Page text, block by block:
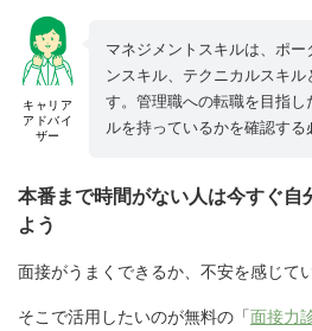
キャリア
アドバイ
ザー
マネジメントスキルは、ポ
ンスキル、テクニカルスキ
す。管理職への転職を目指
ルを持っているかを確認する
本番まで時間がない人は今すぐ自
よう
面接がうまくできるか、不安を感じて
そこで活用したいのが無料の「面接力